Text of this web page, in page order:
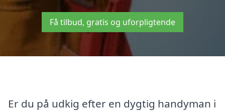
Få tilbud, gratis og uforpligtende
Er du på udkig efter en dygtig handyman i